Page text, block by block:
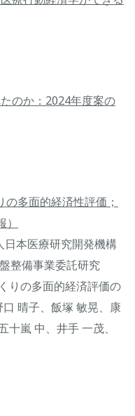
のか：2024年度案の
多面的経済性評価；
本医療研究開発機構
整備事業委託研究
りの多面的経済評価の
晴子、飯塚 敏晃、康
嵐 中、井手 一茂、